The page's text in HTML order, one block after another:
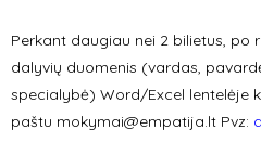
Perkant daugiau nei 2 bilietus,
dalyvių duomenis (vardas,
specialybė) Word/Excel lentelėje
paštu mokymai@empatija.lt Pvz: